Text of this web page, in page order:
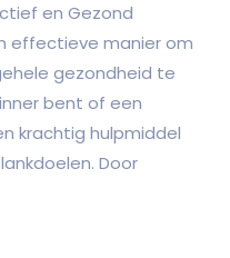
en Gezond
effectieve manier om
gezondheid te
bent of een
krachtig hulpmiddel
Door